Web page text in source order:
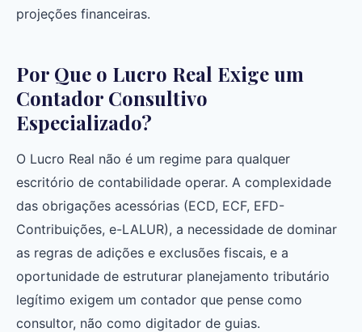
projeções financeiras.
Por Que o Lucro Real Exige um
Contador Consultivo
Especializado?
O Lucro Real não é um regime para qualquer
escritório de contabilidade operar. A complexidade
das obrigações acessórias (ECD, ECF, EFD-
Contribuições, e-LALUR), a necessidade de dominar
as regras de adições e exclusões fiscais, e a
oportunidade de estruturar planejamento tributário
legítimo exigem um contador que pense como
consultor, não como digitador de guias.